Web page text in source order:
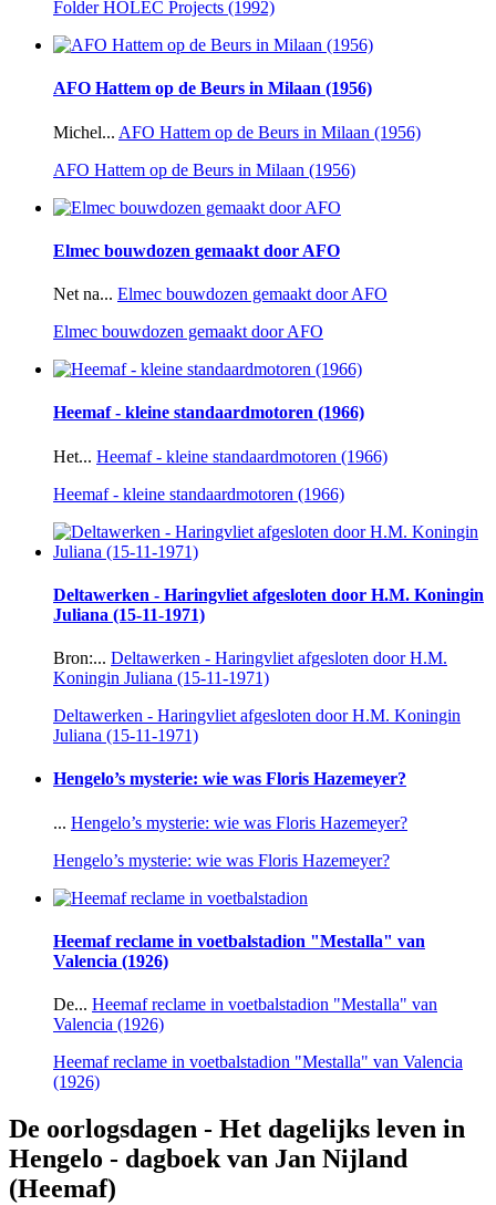
Folder HOLEC Projects (1992)
AFO Hattem op de Beurs in Milaan (1956)
Michel... AFO Hattem op de Beurs in Milaan (1956)
AFO Hattem op de Beurs in Milaan (1956)
Elmec bouwdozen gemaakt door AFO
Net na... Elmec bouwdozen gemaakt door AFO
Elmec bouwdozen gemaakt door AFO
Heemaf - kleine standaardmotoren (1966)
Het... Heemaf - kleine standaardmotoren (1966)
Heemaf - kleine standaardmotoren (1966)
Deltawerken - Haringvliet afgesloten door H.M. Koningin
Juliana (15-11-1971)
Bron:... Deltawerken - Haringvliet afgesloten door H.M.
Koningin Juliana (15-11-1971)
Deltawerken - Haringvliet afgesloten door H.M. Koningin
Juliana (15-11-1971)
Hengelo’s mysterie: wie was Floris Hazemeyer?
... Hengelo’s mysterie: wie was Floris Hazemeyer?
Hengelo’s mysterie: wie was Floris Hazemeyer?
Heemaf reclame in voetbalstadion "Mestalla" van
Valencia (1926)
De... Heemaf reclame in voetbalstadion "Mestalla" van
Valencia (1926)
Heemaf reclame in voetbalstadion "Mestalla" van Valencia
(1926)
De oorlogsdagen - Het dagelijks leven in
Hengelo - dagboek van Jan Nijland
(Heemaf)